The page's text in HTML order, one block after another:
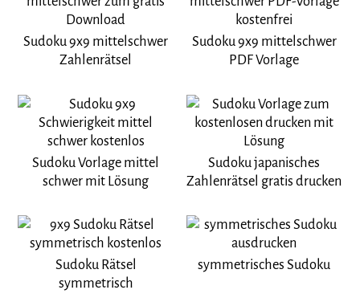
Sudoku 9x9 mittelschwer
Zahlenrätsel
Sudoku 9x9 mittelschwer
PDF Vorlage
Sudoku Vorlage mittel
schwer mit Lösung
Sudoku japanisches
Zahlenrätsel gratis drucken
Sudoku Rätsel
symmetrisch
symmetrisches Sudoku